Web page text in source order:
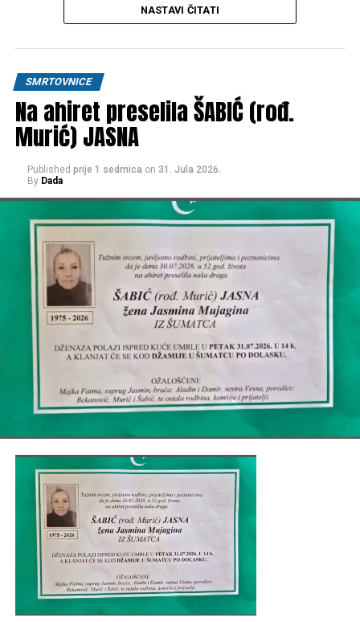
, a ispred kuće žalostiDonji Srbljani
OŽALOŠĆENI
Kćerke: ASIMA, BESIMA, ASMIRA, BEKIRA i BERINA
ZETOVI,UNUČAD, PRAUNUČAD, bratABDULAHsa
porodicom, sestraALIJA
Arapović, Malkoč, Šabić, Mehulić, Vukalić, Čataković, Đurić,
Hasanagić, te ostala mnogobrojna rodbina, prijatelji i
komšije.
Share
Tweet Share
Mail
NASTAVI ČITATI
SMRTOVNICE
Na ahiret preselila ŠABIĆ (rođ.
Murić) JASNA
Published prije 1 sedmica on 31. Jula 2026.
By Dada